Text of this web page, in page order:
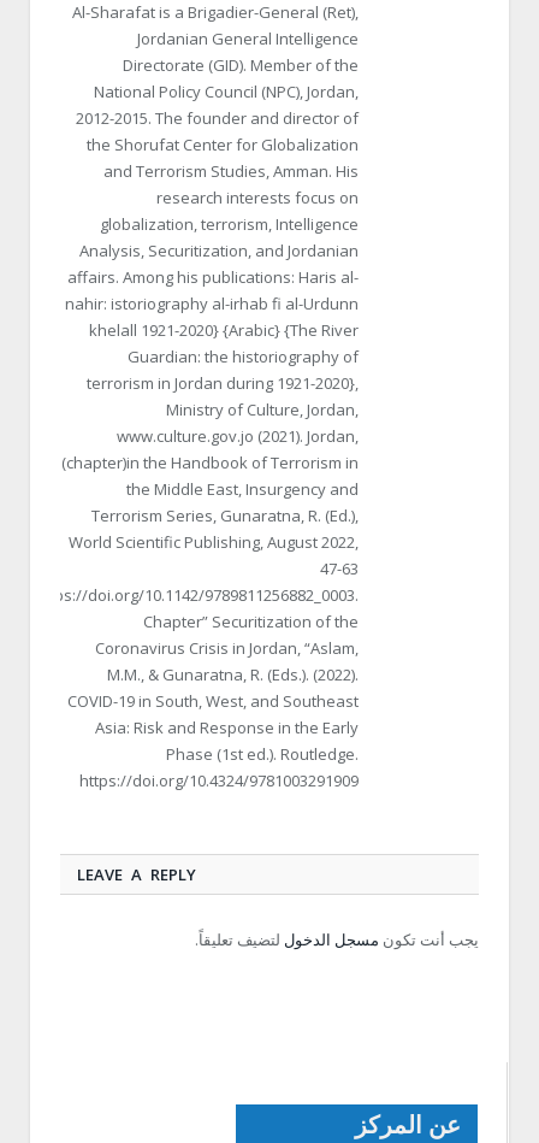
Al-Sharafat is a Brigadier-General (Ret),
Jordanian General Intelligence
Directorate (GID). Member of the
National Policy Council (NPC), Jordan,
2012-2015. The founder and director of
the Shorufat Center for Globalization
and Terrorism Studies, Amman. His
research interests focus on
globalization, terrorism, Intelligence
Analysis, Securitization, and Jordanian
affairs. Among his publications: Haris al-
nahir: istoriography al-irhab fi al-Urdunn
khelall 1921-2020} {Arabic} {The River
Guardian: the historiography of
terrorism in Jordan during 1921-2020},
Ministry of Culture, Jordan,
www.culture.gov.jo (2021). Jordan,
(chapter)in the Handbook of Terrorism in
the Middle East, Insurgency and
Terrorism Series, Gunaratna, R. (Ed.),
World Scientific Publishing, August 2022,
47-63
https://doi.org/10.1142/9789811256882_0003.
Chapter” Securitization of the
Coronavirus Crisis in Jordan, “Aslam,
M.M., & Gunaratna, R. (Eds.). (2022).
COVID-19 in South, West, and Southeast
Asia: Risk and Response in the Early
Phase (1st ed.). Routledge.
https://doi.org/10.4324/9781003291909
LEAVE A REPLY
يجب أنت تكون مسجل الدخول لتضيف تعليقاً.
عن المركز